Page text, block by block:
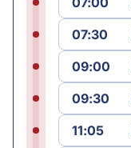
07:30
09:00
09:30
11:05